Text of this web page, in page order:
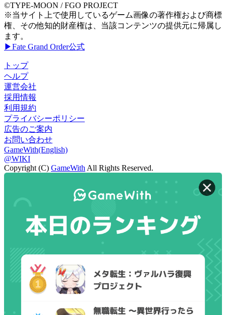
©TYPE-MOON / FGO PROJECT
※当サイト上で使用しているゲーム画像の著作権および商標
権、その他知的財産権は、当該コンテンツの提供元に帰属し
ます。
▶Fate Grand Order公式
トップ
ヘルプ
運営会社
採用情報
利用規約
プライバシーポリシー
広告のご案内
お問い合わせ
GameWith(English)
@WIKI
Copyright (C) GameWith All Rights Reserved.